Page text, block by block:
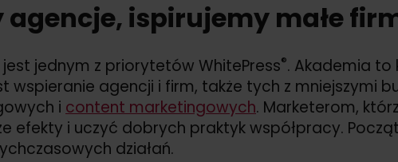
ispirujemy małe
jednym z priorytetów WhitePress®. Akademia to
wspieranie agencji i firm, także tych z mniejszymi
i content marketingowych. Marketerom,
efekty i uczyć dobrych praktyk współpracy.
działań.